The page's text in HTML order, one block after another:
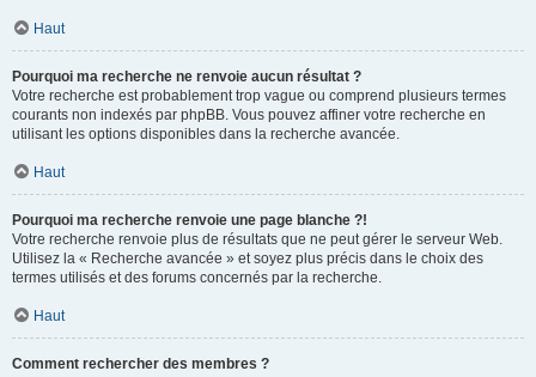
Haut
Pourquoi ma recherche ne renvoie aucun résultat ?
Votre recherche est probablement trop vague ou comprend plusieurs termes
courants non indexés par phpBB. Vous pouvez affiner votre recherche en
utilisant les options disponibles dans la recherche avancée.
Haut
Pourquoi ma recherche renvoie une page blanche ?!
Votre recherche renvoie plus de résultats que ne peut gérer le serveur Web.
Utilisez la « Recherche avancée » et soyez plus précis dans le choix des
termes utilisés et des forums concernés par la recherche.
Haut
Comment rechercher des membres ?